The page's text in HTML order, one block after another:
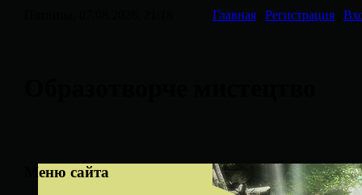
Главная Регистрация
Меню сайта